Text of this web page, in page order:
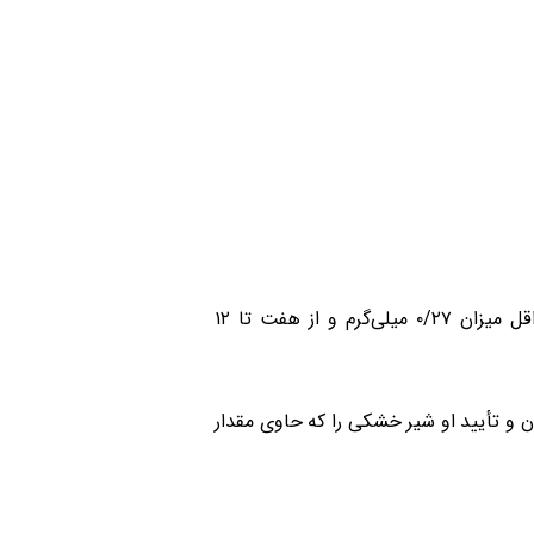
همۀ کودکان سالمی که با شیر خشک تغذیه می‌شوند و منعی در مصرف آهن ندارند، تا شش ماهگی باید حداقل میزان ۰/۲۷ میلی‌گرم و از هفت تا ۱۲
کودکتان و تأیید او شیر خشکی را که حاوی مقدار